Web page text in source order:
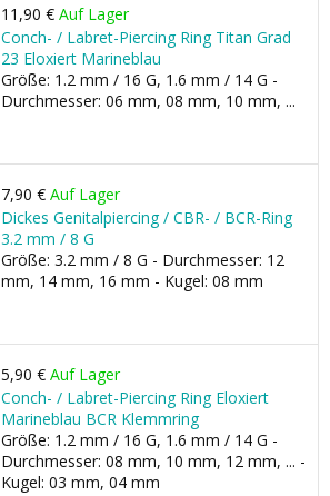
11,90 € Auf Lager
Conch- / Labret-Piercing Ring Titan Grad
23 Eloxiert Marineblau
Größe: 1.2 mm / 16 G, 1.6 mm / 14 G -
Durchmesser: 06 mm, 08 mm, 10 mm, ...
7,90 € Auf Lager
Dickes Genitalpiercing / CBR- / BCR-Ring
3.2 mm / 8 G
Größe: 3.2 mm / 8 G - Durchmesser: 12
mm, 14 mm, 16 mm - Kugel: 08 mm
5,90 € Auf Lager
Conch- / Labret-Piercing Ring Eloxiert
Marineblau BCR Klemmring
Größe: 1.2 mm / 16 G, 1.6 mm / 14 G -
Durchmesser: 08 mm, 10 mm, 12 mm, ... -
Kugel: 03 mm, 04 mm